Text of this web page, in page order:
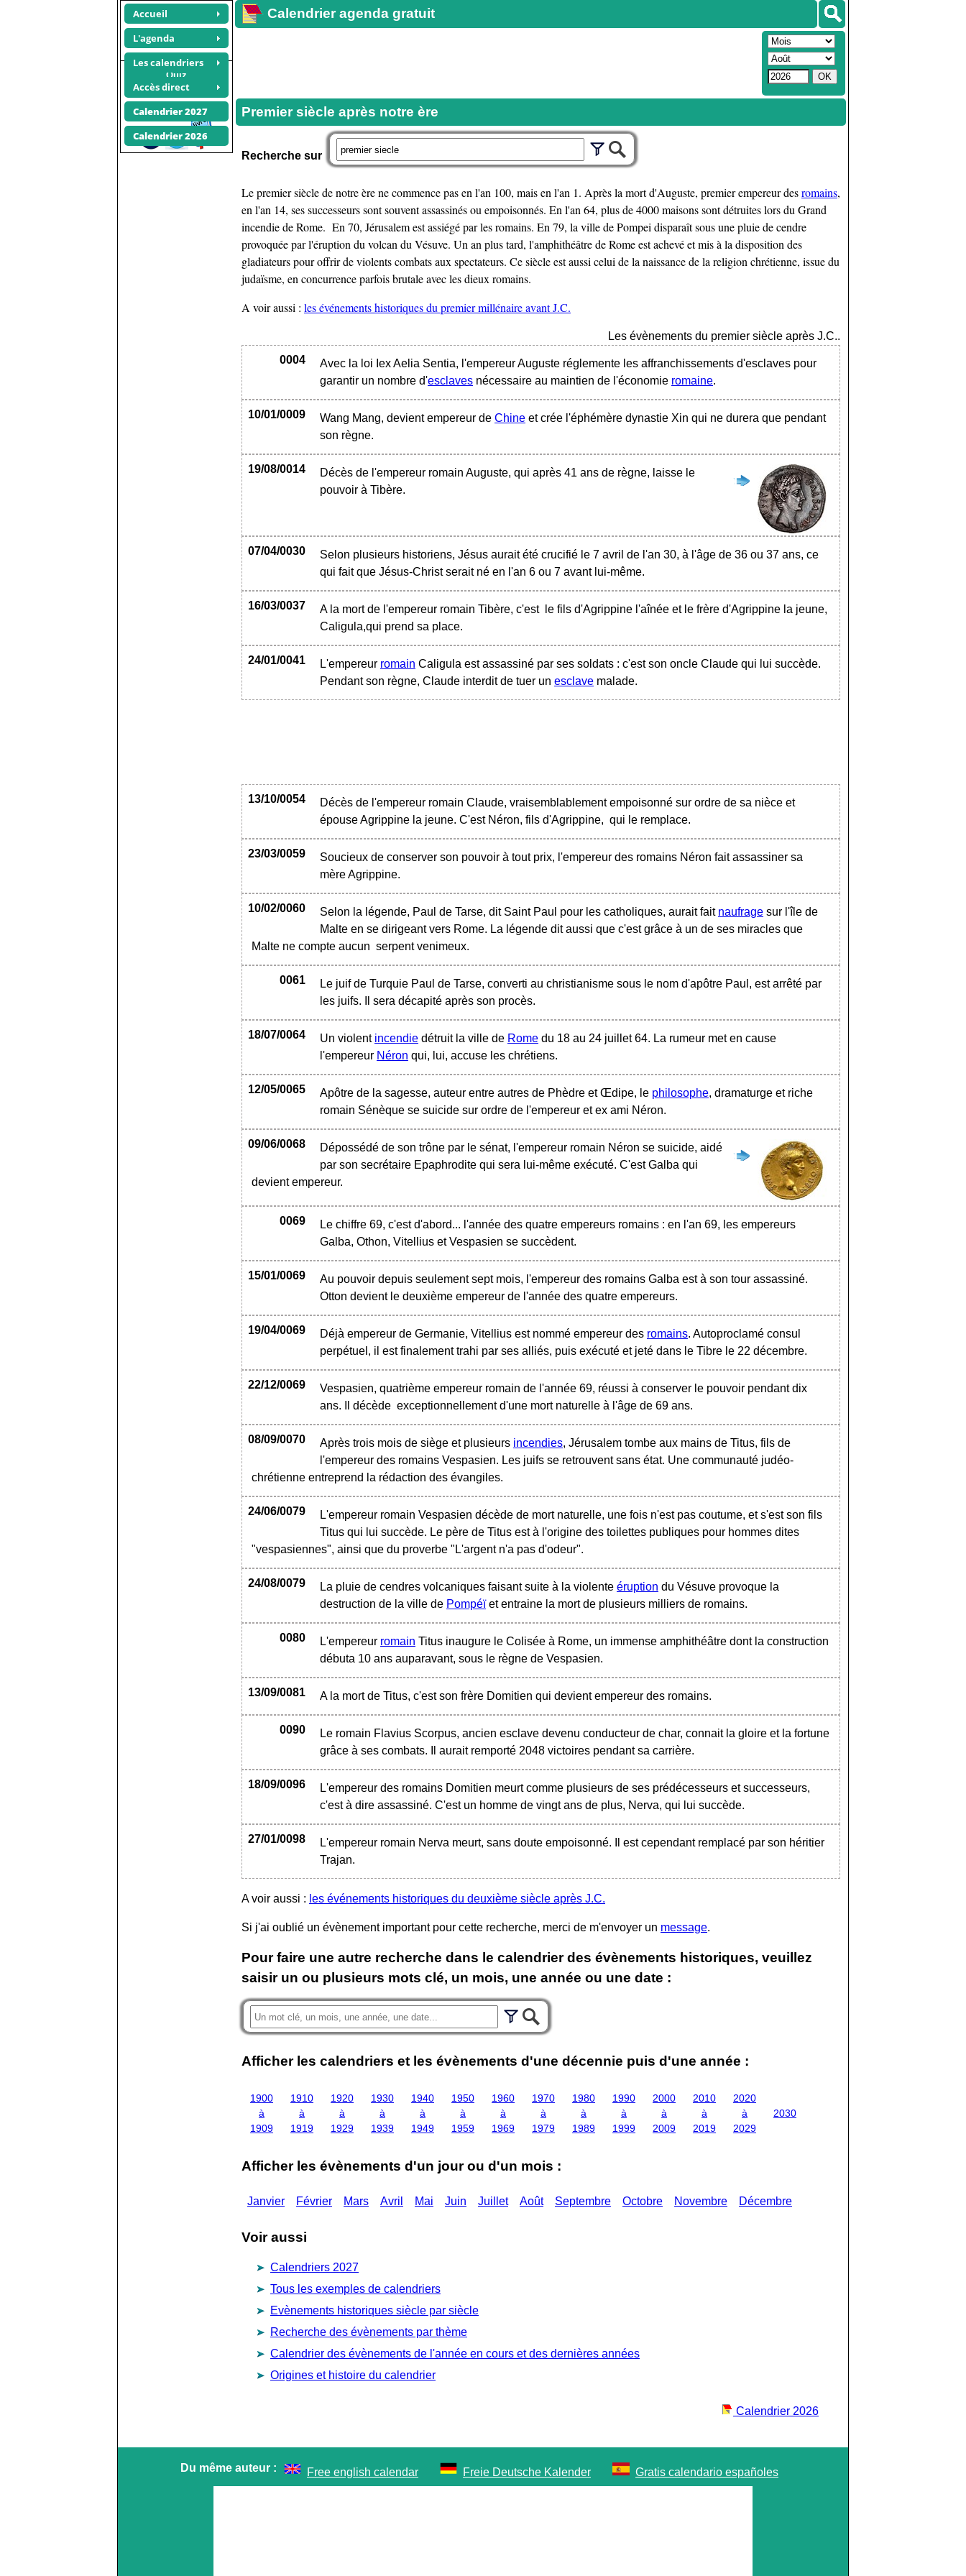
Accueil
L'agenda
Les calendriers
Accès direct
Calendrier 2027
Calendrier 2026
Calendrier agenda gratuit
Premier siècle après notre ère
Recherche sur
Le premier siècle de notre ère ne commence pas en l'an 100, mais en l'an 1. Après la mort d'Auguste, premier empereur desromains,
en l'an 14, ses successeurs sont souvent assassinés ou empoisonnés. En l'an 64, plus de 4000 maisons sont détruites lors du Grand
incendie de Rome. En 70, Jérusalem est assiégé par les romains. En 79, la ville de Pompei disparaît sous une pluie de cendre
provoquée par l'éruption du volcan du Vésuve. Un an plus tard, l'amphithéâtre de Rome est achevé et mis à la disposition des
gladiateurs pour offrir de violents combats aux spectateurs. Ce siècle est aussi celui de la naissance de la religion chrétienne, issue du
judaïsme, en concurrence parfois brutale avec les dieux romains.
A voir aussi : les événements historiques du premier millénaire avant J.C.
Les évènements du premier siècle après J.C..
0004
Avec la loi Iex Aelia Sentia, l'empereur Auguste réglemente les affranchissements d'esclaves pour
garantir un nombre d'esclaves nécessaire au maintien de l'économie romaine.
10/01/0009 Wang Mang, devient empereur de Chine et crée l'éphémère dynastie Xin qui ne durera que pendant
son règne.
19/08/0014
Décès de l'empereur romain Auguste, qui après 41 ans de règne, laisse le
pouvoir à Tibère.
07/04/0030
Selon plusieurs historiens, Jésus aurait été crucifié le 7 avril de l'an 30, à l'âge de 36 ou 37 ans, ce
qui fait que Jésus-Christ serait né en l'an 6 ou 7 avant lui-même.
16/03/0037
A la mort de l'empereur romain Tibère, c'est le fils d'Agrippine l'aînée et le frère d'Agrippine la jeune,
Caligula,qui prend sa place.
24/01/0041 L'empereur romain Caligula est assassiné par ses soldats : c'est son oncle Claude qui lui succède.
Pendant son règne, Claude interdit de tuer un esclave malade.
13/10/0054
Décès de l'empereur romain Claude, vraisemblablement empoisonné sur ordre de sa nièce et
épouse Agrippine la jeune. C'est Néron, fils d'Agrippine, qui le remplace.
23/03/0059
Soucieux de conserver son pouvoir à tout prix, l'empereur des romains Néron fait assassiner sa
mère Agrippine.
10/02/0060 Selon la légende, Paul de Tarse, dit Saint Paul pour les catholiques, aurait fait naufrage sur l'île de
Malte en se dirigeant vers Rome. La légende dit aussi que c'est grâce à un de ses miracles que
Malte ne compte aucun serpent venimeux.
0061
Le juif de Turquie Paul de Tarse, converti au christianisme sous le nom d'apôtre Paul, est arrêté par
les juifs. Il sera décapité après son procès.
18/07/0064 Un violent incendie détruit la ville de Rome du 18 au 24 juillet 64. La rumeur met en cause
l'empereur Néron qui, lui, accuse les chrétiens.
12/05/0065 Apôtre de la sagesse, auteur entre autres de Phèdre et Œdipe, le philosophe, dramaturge et riche
romain Sénèque se suicide sur ordre de l'empereur et ex ami Néron.
09/06/0068
Dépossédé de son trône par le sénat, l'empereur romain Néron se suicide, aidé
par son secrétaire Epaphrodite qui sera lui-même exécuté. C'est Galba qui
devient empereur.
0069
Le chiffre 69, c'est d'abord... l'année des quatre empereurs romains : en l'an 69, les empereurs
Galba, Othon, Vitellius et Vespasien se succèdent.
15/01/0069
Au pouvoir depuis seulement sept mois, l'empereur des romains Galba est à son tour assassiné.
Otton devient le deuxième empereur de l'année des quatre empereurs.
19/04/0069 Déjà empereur de Germanie, Vitellius est nommé empereur des romains. Autoproclamé consul
perpétuel, il est finalement trahi par ses alliés, puis exécuté et jeté dans le Tibre le 22 décembre.
22/12/0069
Vespasien, quatrième empereur romain de l'année 69, réussi à conserver le pouvoir pendant dix
ans. Il décède exceptionnellement d'une mort naturelle à l'âge de 69 ans.
08/09/0070 Après trois mois de siège et plusieurs incendies, Jérusalem tombe aux mains de Titus, fils de
l'empereur des romains Vespasien. Les juifs se retrouvent sans état. Une communauté judéo-
chrétienne entreprend la rédaction des évangiles.
24/06/0079
L'empereur romain Vespasien décède de mort naturelle, une fois n'est pas coutume, et s'est son fils
Titus qui lui succède. Le père de Titus est à l'origine des toilettes publiques pour hommes dites
"vespasiennes", ainsi que du proverbe "L'argent n'a pas d'odeur".
24/08/0079 La pluie de cendres volcaniques faisant suite à la violente éruption du Vésuve provoque la
destruction de la ville de Pompéïet entraine la mort de plusieurs milliers de romains.
0080 L'empereur romain Titus inaugure le Colisée à Rome, un immense amphithéâtre dont la construction
débuta 10 ans auparavant, sous le règne de Vespasien.
13/09/0081 A la mort de Titus, c'est son frère Domitien qui devient empereur des romains.
0090
Le romain Flavius Scorpus, ancien esclave devenu conducteur de char, connait la gloire et la fortune
grâce à ses combats. Il aurait remporté 2048 victoires pendant sa carrière.
18/09/0096
L'empereur des romains Domitien meurt comme plusieurs de ses prédécesseurs et successeurs,
c'est à dire assassiné. C'est un homme de vingt ans de plus, Nerva, qui lui succède.
27/01/0098
L'empereur romain Nerva meurt, sans doute empoisonné. Il est cependant remplacé par son héritier
Trajan.
A voir aussi : les événements historiques du deuxième siècle après J.C.
Si j'ai oublié un évènement important pour cette recherche, merci de m'envoyer un message.
Pour faire une autre recherche dans le calendrier des évènements historiques, veuillez
saisir un ou plusieurs mots clé, un mois, une année ou une date :
Afficher les calendriers et les évènements d'une décennie puis d'une année :
1900
à
1909
1910
à
1919
1920
à
1929
1930
à
1939
1940
à
1949
1950
à
1959
1960
à
1969
1970
à
1979
1980
à
1989
1990
à
1999
2000
à
2009
2010
à
2019
2020
à
2029
2030
Afficher les évènements d'un jour ou d'un mois :
Janvier Février Mars Avril Mai Juin Juillet Août Septembre Octobre Novembre Décembre
Voir aussi
Calendriers 2027
Tous les exemples de calendriers
Evènements historiques siècle par siècle
Recherche des évènements par thème
Calendrier des évènements de l'année en cours et des dernières années
Origines et histoire du calendrier
Calendrier 2026
Quiz
premier siecle
Recommander ce site
Du même auteur : Free english calendar Freie Deutsche Kalender Gratis calendario españoles